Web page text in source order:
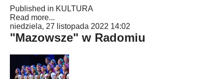
Published in KULTURA
Read more...
niedziela, 27 listopada 2022 14:02
"Mazowsze" w Radomiu